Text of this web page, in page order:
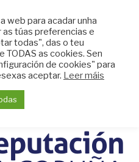
DE
web para acadar unha
túas preferencias e
todas", das o teu
as cookies. Sen
de cookies" para
aceptar. Leer máis